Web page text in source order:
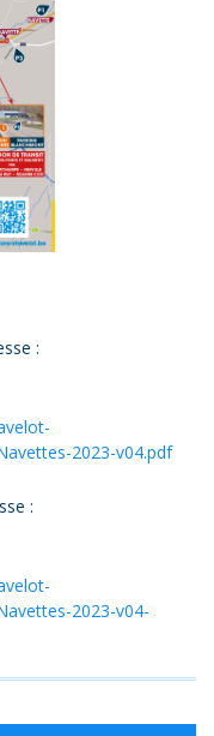
:
2023-v04.pdf
:
2023-v04-